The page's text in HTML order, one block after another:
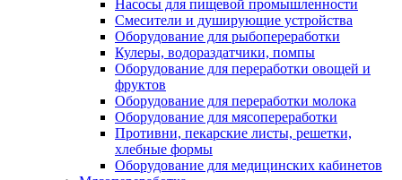
Насосы для пищевой промышленности
Смесители и душирующие устройства
Оборудование для рыбопереработки
Кулеры, водораздатчики, помпы
Оборудование для переработки овощей и
фруктов
Оборудование для переработки молока
Оборудование для мясопереработки
Противни, пекарские листы, решетки,
хлебные формы
Оборудование для медицинских кабинетов